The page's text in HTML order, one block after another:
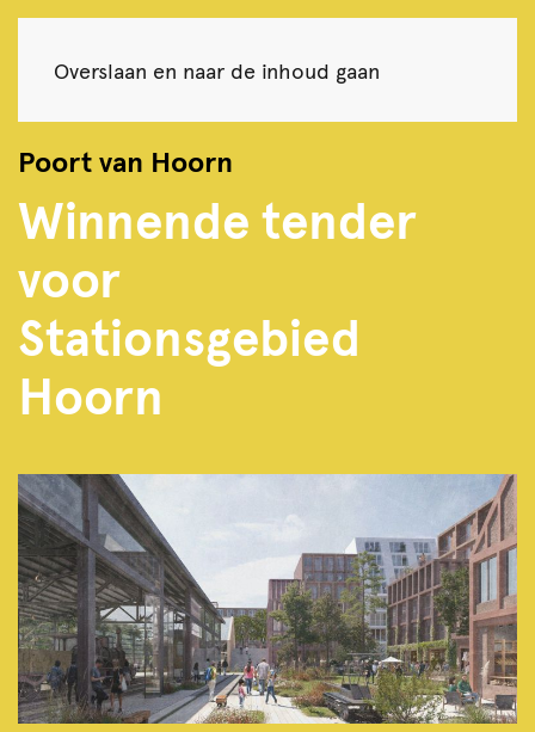
Overslaan en naar de inhoud gaan
Poort van Hoorn
Winnende tender
voor
Stationsgebied
Hoorn